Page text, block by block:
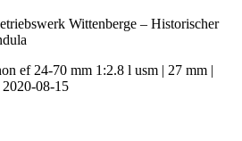
Wittenberge – Historischer
ef 24-70 mm 1:2.8 l usm | 27 mm |
2020-08-15